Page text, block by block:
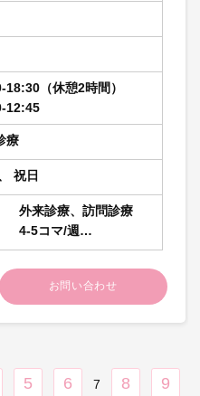
（休憩2時間）
12:45
療
祝日
来診療、訪問診療
4-5コマ/週
人宅9割、施設1割
名を診療。
5名診療。
5件程度/日（個人）、
お問い合わせ
5 6 7 8
9